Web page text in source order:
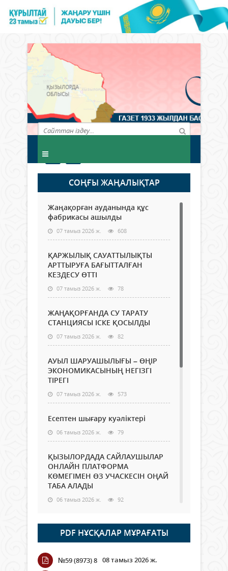
СОҢҒЫ ЖАҢАЛЫҚТАР
Жаңақорған ауданында құс
фабрикасы ашылды
07 тамыз 2026 ж. 608
ҚАРЖЫЛЫҚ САУАТТЫЛЫҚТЫ
АРТТЫРУҒА БАҒЫТТАЛҒАН
КЕЗДЕСУ ӨТТІ
07 тамыз 2026 ж. 78
ЖАҢАҚОРҒАНДА СУ ТАРАТУ
СТАНЦИЯСЫ ІСКЕ ҚОСЫЛДЫ
07 тамыз 2026 ж. 82
АУЫЛ ШАРУАШЫЛЫҒЫ – ӨҢІР
ЭКОНОМИКАСЫНЫҢ НЕГІЗГІ
ТІРЕГІ
07 тамыз 2026 ж. 573
Есептен шығару куәліктері
06 тамыз 2026 ж. 79
ҚЫЗЫЛОРДАДА САЙЛАУШЫЛАР
ОНЛАЙН ПЛАТФОРМА
КӨМЕГІМЕН ӨЗ УЧАСКЕСІН ОҢАЙ
ТАБА АЛАДЫ
06 тамыз 2026 ж. 92
Open Air: Қызылорда облысы
полиция департаменті 20
мыңнан астам көрерменнің
қауіпсіздігін қамтамасыз етті
06 тамыз 2026 ж.
PDF НҰСҚАЛАР МҰРАҒАТЫ
№59 (8973) 8 08 тамыз 2026 ж.